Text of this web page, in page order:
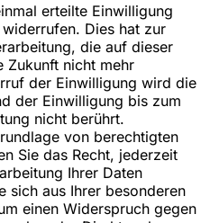
erteilte Einwilligung
Dies hat zur
die auf dieser
Zukunft nicht mehr
der Einwilligung wird die
der Einwilligung bis zum
nicht berührt.
von berechtigten
Sie das Recht, jederzeit
Ihrer Daten
sich aus Ihrer besonderen
einen Widerspruch gegen